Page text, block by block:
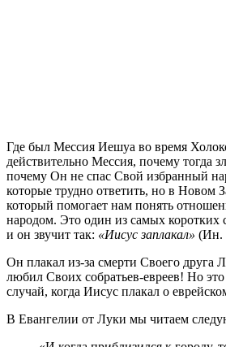
Где был Мессия Иешуа во время
действительно Мессия, почему тогда
почему Он не спас Свой избранный
которые трудно ответить, но в Новом
который помогает нам понять
народом. Это один из самых коротких
и он звучит так: «Иисус заплакал» (Ин.
Он плакал из-за смерти Своего друга
любил Своих собратьев-евреев! Но
случай, когда Иисус плакал о
В Евангелии от Луки мы читаем